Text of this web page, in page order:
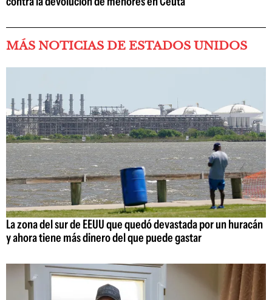
MÁS NOTICIAS DE ESTADOS UNIDOS
La zona del sur de EEUU que quedó devastada por un huracán
y ahora tiene más dinero del que puede gastar